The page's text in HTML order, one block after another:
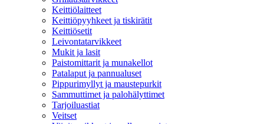
Keittiölaitteet
Keittiöpyyhkeet ja tiskirätit
Keittiösetit
Leivontatarvikkeet
Mukit ja lasit
Paistomittarit ja munakellot
Patalaput ja pannualuset
Pippurimyllyt ja maustepurkit
Sammuttimet ja palohälyttimet
Tarjoiluastiat
Veitset